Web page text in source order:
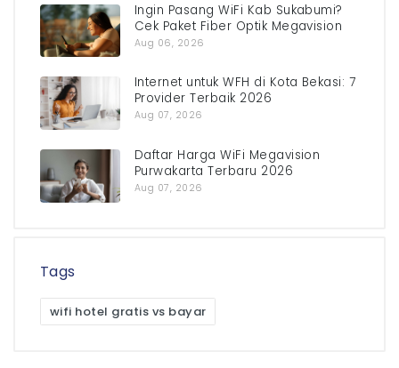
Ingin Pasang WiFi Kab Sukabumi?
Cek Paket Fiber Optik Megavision
Aug 06, 2026
Internet untuk WFH di Kota Bekasi: 7
Provider Terbaik 2026
Aug 07, 2026
Daftar Harga WiFi Megavision
Purwakarta Terbaru 2026
Aug 07, 2026
Tags
wifi hotel gratis vs bayar